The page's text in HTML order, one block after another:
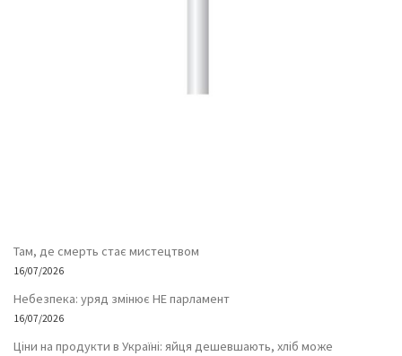
Там, де смерть стає мистецтвом
16/07/2026
Небезпека: уряд змінює НЕ парламент
16/07/2026
Ціни на продукти в Україні: яйця дешевшають, хліб може